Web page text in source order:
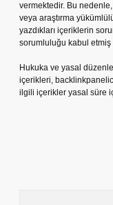
vermektedir. Bu
veya araştırma
yazdıkları içeriklerin
sorumluluğu kabul etmiş
Hukuka ve yasal
içerikleri,
ilgili içerikler yasal süre